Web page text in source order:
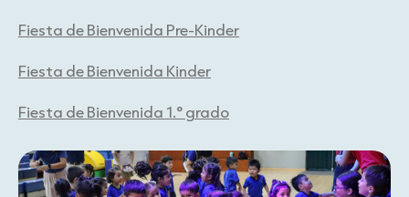
Fiesta de Bienvenida Pre-Kinder
Fiesta de Bienvenida Kinder
Fiesta de Bienvenida 1.° grado